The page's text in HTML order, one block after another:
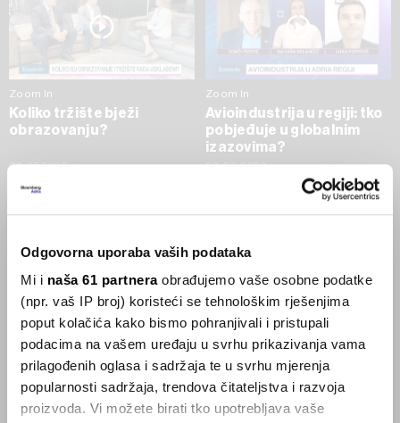
Odgovorna uporaba vaših podataka
Mi i naša 61 partneraobrađujemo vaše osobne podatke
(npr. vaš IP broj) koristeći se tehnološkim rješenjima
poput kolačića kako bismo pohranjivali i pristupali
podacima na vašem uređaju u svrhu prikazivanja vama
prilagođenih oglasa i sadržaja te u svrhu mjerenja
popularnosti sadržaja, trendova čitateljstva i razvoja
proizvoda. Vi možete birati tko upotrebljava vaše
Zoom In
Koliko tržište bježi
obrazovanju?
02.07.2026
Zoom In
Avioindustrija u regiji: tko
pobjeđuje u globalnim
izazovima?
23.06.2026
SVE VIJESTI IZ RUBRIKE ZOOM IN
Businessweek Adria
Korisnici GLP-1 lijekova mršave,
ekonomija se deblja
Visok trošak selidbe kompanija iz Kine